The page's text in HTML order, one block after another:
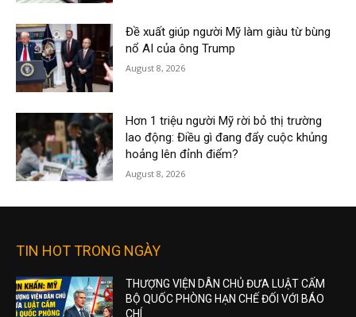
Đề xuất giúp người Mỹ làm giàu từ bùng
nổ AI của ông Trump
August 8, 2026
Hơn 1 triệu người Mỹ rời bỏ thị trường
lao động: Điều gì đang đẩy cuộc khủng
hoảng lên đỉnh điểm?
August 8, 2026
TIN HOT TRONG NGÀY
THƯỢNG VIỆN DÂN CHỦ ĐƯA LUẬT CẤM
BỘ QUỐC PHÒNG HẠN CHẾ ĐỐI VỚI BÁO
CHÍ